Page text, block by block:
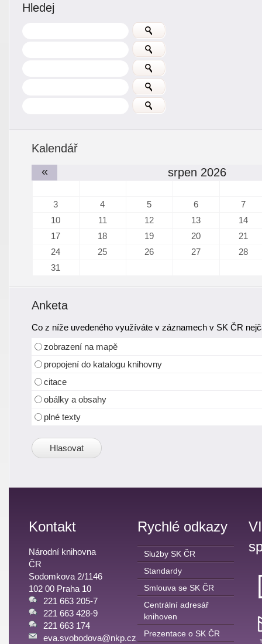
Hledej
Kalendář
«
srpen 2026
3 4 5 6
7
10
11 12 13
14
17
18 19 20
21
24
25 26 27
28
31
Anketa
Co z níže uvedeného využíváte v záznamech v SK ČR
zobrazení na mapě
propojení do katalogu knihovny
citace
obálky a obsahy
plné texty
Kontakt
Národní knihovna
ČR
Sodomkova 2/1146
102 00 Praha 10
221 663 205-7
221 663 428-9
221 663 174
eva.svobodova@nkp.cz
Rychlé odkazy
Služby SK ČR
Standardy
Smlouva se SK ČR
Centrální adresář
knihoven
Prezentace o SK ČR